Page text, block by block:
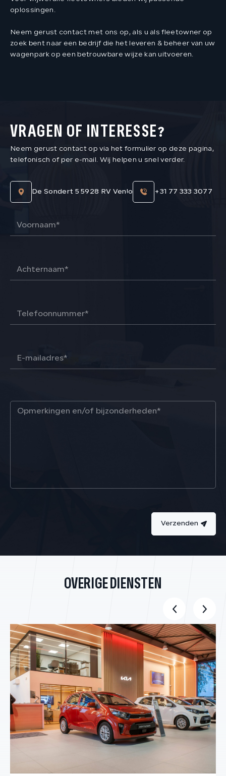
oplossingen.
Neem gerust contact met ons op, als u als fleetowner op
zoek bent naar een bedrijf die het leveren & beheer van uw
wagenpark op een betrouwbare wijze kan uitvoeren.
VRAGEN OF INTERESSE?
Neem gerust contact op via het formulier op deze pagina,
telefonisch of per e-mail. Wij helpen u snel verder.
De Sondert 5 5928 RV Venlo +31 77 333 3077
Verzenden
OVERIGE DIENSTEN